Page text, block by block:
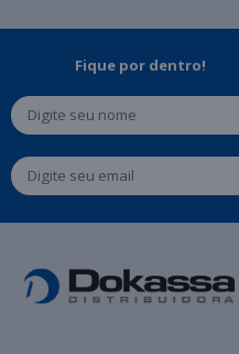
Fique por dentro!